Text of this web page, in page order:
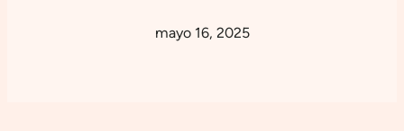
mayo 16, 2025